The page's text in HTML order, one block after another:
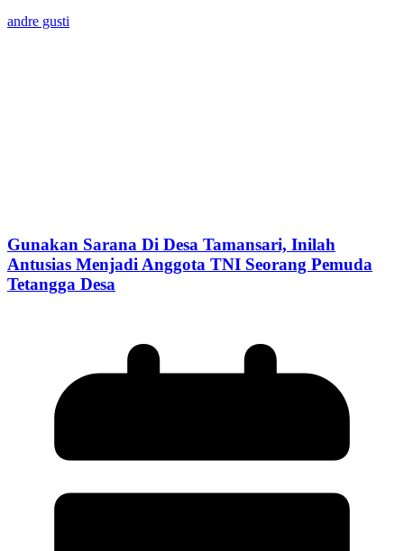
andre gusti
Gunakan Sarana Di Desa Tamansari, Inilah
Antusias Menjadi Anggota TNI Seorang Pemuda
Tetangga Desa